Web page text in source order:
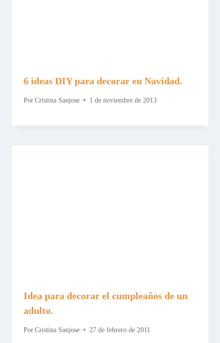
6 ideas DIY para decorar en Navidad.
Por Cristina Sanjose 1 de noviembre de 2013
Idea para decorar el cumpleaños de un
adulto.
Por Cristina Sanjose 27 de febrero de 2011